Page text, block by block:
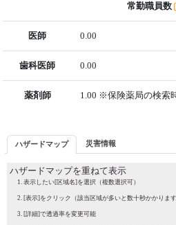
常勤職員数
医師 0.00
歯科医師 0.00
薬剤師 1.00 ※保険薬局の検索
ハザードマップ 災害情報
ハザードマップを重ねて表示
表示したい[区域名]を選択（複数選択可）
[表示]をクリック（該当区域が多いと数十秒かかります
[詳細]で透過率を変更可能